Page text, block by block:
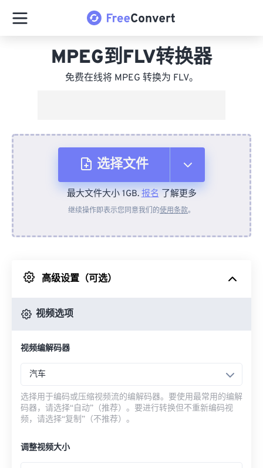
MPEG到FLV转换器
免费在线将 MPEG 转换为 FLV。
选择文件
从设备
来自 Google Drive
最大文件大小 1GB.报名了解更多
继续操作即表示您同意我们的使用条款。
高级设置（可选）
视频选项
视频编解码器
汽车
选择用于编码或压缩视频流的编解码器。要使用最常用的编解
码器，请选择“自动”（推荐）。要进行转换但不重新编码视
频，请选择“复制”（不推荐）。
调整视频大小